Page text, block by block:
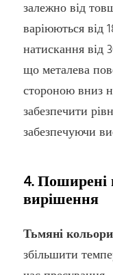
залежно від
варіюються від
натискання від
що металева
стороною вниз
забезпечити
забезпечуючи
4. Поширені
вирішення
Тьмяні
збільшити